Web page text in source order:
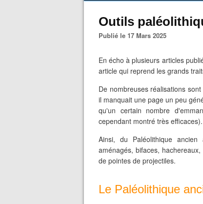
Outils
Publié le 17 Mars 2025
En écho à plusieurs articles
article qui reprend les grands
De nombreuses réalisations
il manquait une page un peu
qu'un certain nombre
cependant montré très efficaces).
Ainsi, du Paléolithique
aménagés, bifaces,
de pointes de projectiles.
Le Paléolithique